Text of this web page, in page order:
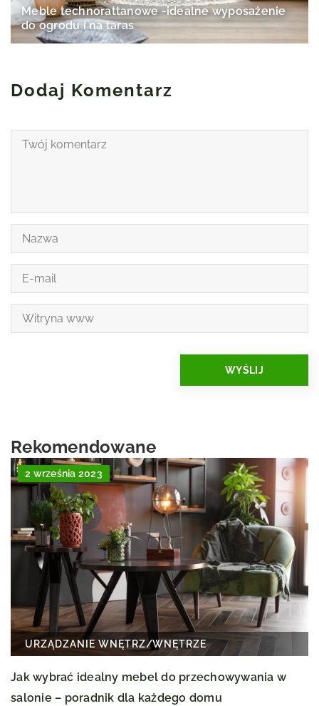
Meble technorattanowe -idealne wyposażenie
do ogrodu i na taras
Dodaj Komentarz
Rekomendowane
2 września 2023
URZĄDZANIE WNĘTRZ/WNĘTRZE
Jak wybrać idealny mebel do przechowywania w
salonie – poradnik dla każdego domu